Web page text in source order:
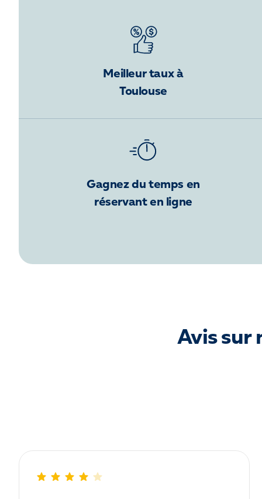
Meilleur taux à
Toulouse
Gagnez du temps en
réservant en ligne
Avis sur